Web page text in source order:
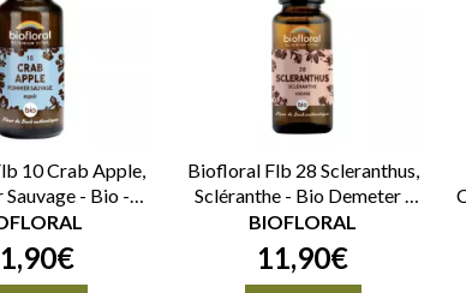
10 Crab Apple,
Sauvage - Bio -
,90€
Biofloral Flb 28 Scleranthus,
Scléranthe - Bio Demeter -
Compte-gouttes 20ml
BIOFLORAL
11,90€